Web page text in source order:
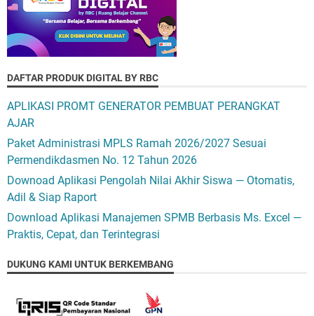
DAFTAR PRODUK DIGITAL BY RBC
APLIKASI PROMT GENERATOR PEMBUAT PERANGKAT
AJAR
Paket Administrasi MPLS Ramah 2026/2027 Sesuai
Permendikdasmen No. 12 Tahun 2026
Downoad Aplikasi Pengolah Nilai Akhir Siswa — Otomatis,
Adil & Siap Raport
Download Aplikasi Manajemen SPMB Berbasis Ms. Excel —
Praktis, Cepat, dan Terintegrasi
DUKUNG KAMI UNTUK BERKEMBANG